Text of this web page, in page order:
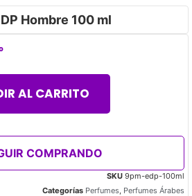
Hombre 100 ml
AL CARRITO
COMPRANDO
SKU 9pm-edp-100ml
Categorías Perfumes, Perfumes Árabes